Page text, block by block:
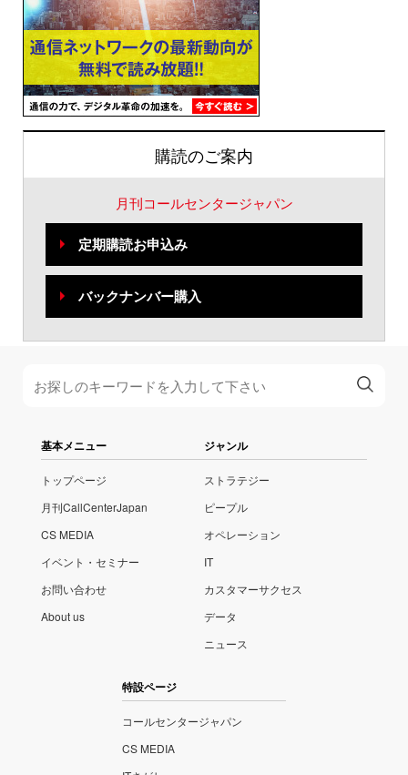
購読のご案内
月刊コールセンタージャパン
定期購読お申込み
バックナンバー購入
基本メニュー
トップページ
月刊CallCenterJapan
CS MEDIA
イベント・セミナー
お問い合わせ
About us
ジャンル
ストラテジー
ピープル
オペレーション
IT
カスタマーサクセス
データ
ニュース
特設ページ
コールセンタージャパン
CS MEDIA